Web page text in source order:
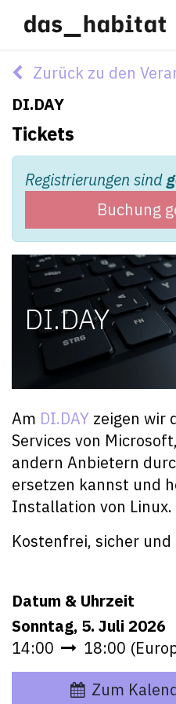
Zurück zu den
DI.DAY
Tickets
Registrierungen sind
Buchung
DI.DAY
Am DI.DAY zeigen wir
Services von
andern Anbietern
ersetzen kannst und
Installation von Linux.
Kostenfrei, sicher und
Datum & Uhrzeit
Sonntag, 5. Juli 2026
14:00
18:00 (
Zum